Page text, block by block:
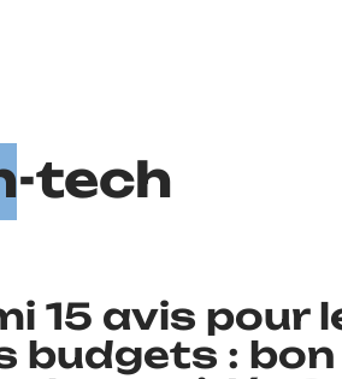
tech
15 avis pour
budgets : bon